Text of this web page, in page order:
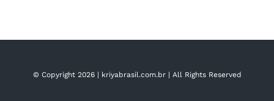
© Copyright 2026 | kriyabrasil.com.br| All Rights Reserved